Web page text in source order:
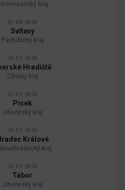
kraj
01.08.2026
Svitavy
Pardubický kraj
30.07.2026
Hradiště
Zlínský kraj
21.07.2026
Písek
Jihočeský kraj
19.07.2026
Králové
kraj
16.07.2026
Tábor
Jihočeský kraj